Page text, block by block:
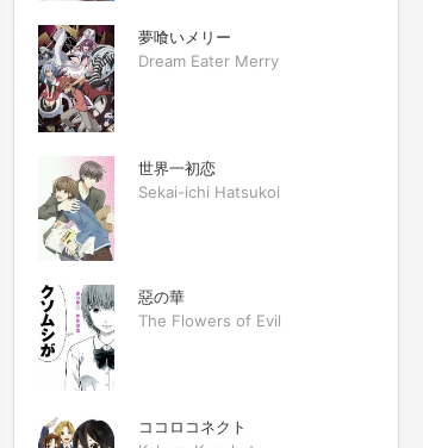
夢喰いメリー
Dream Eater Merry
世界一初恋
Sekai-ichi Hatsukoi
惡の華
The Flowers of Evil
ココロコネクト